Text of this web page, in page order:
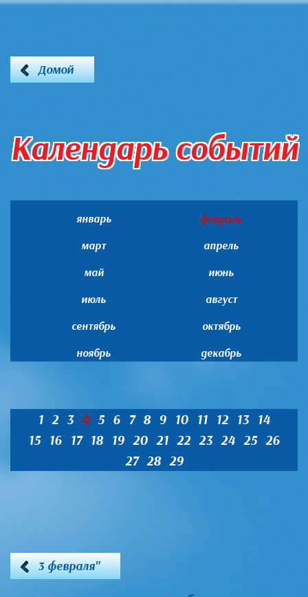
Домой
Календарь событий
январь февраль
март апрель
май июнь
июль август
сентябрь октябрь
ноябрь декабрь
1 2 3 4 5 6 7 8 9 10 11 12 13 14
15 16 17 18 19 20 21 22 23 24 25 26
27 28 29
3 февраля"